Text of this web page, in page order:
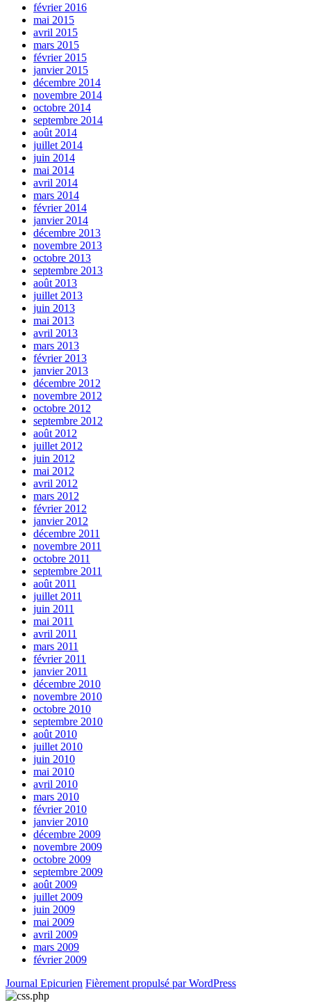
février 2016
mai 2015
avril 2015
mars 2015
février 2015
janvier 2015
décembre 2014
novembre 2014
octobre 2014
septembre 2014
août 2014
juillet 2014
juin 2014
mai 2014
avril 2014
mars 2014
février 2014
janvier 2014
décembre 2013
novembre 2013
octobre 2013
septembre 2013
août 2013
juillet 2013
juin 2013
mai 2013
avril 2013
mars 2013
février 2013
janvier 2013
décembre 2012
novembre 2012
octobre 2012
septembre 2012
août 2012
juillet 2012
juin 2012
mai 2012
avril 2012
mars 2012
février 2012
janvier 2012
décembre 2011
novembre 2011
octobre 2011
septembre 2011
août 2011
juillet 2011
juin 2011
mai 2011
avril 2011
mars 2011
février 2011
janvier 2011
décembre 2010
novembre 2010
octobre 2010
septembre 2010
août 2010
juillet 2010
juin 2010
mai 2010
avril 2010
mars 2010
février 2010
janvier 2010
décembre 2009
novembre 2009
octobre 2009
septembre 2009
août 2009
juillet 2009
juin 2009
mai 2009
avril 2009
mars 2009
février 2009
Journal Epicurien Fièrement propulsé par WordPress